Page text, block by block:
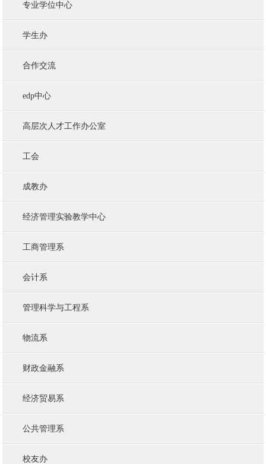
专业学位中心
学生办
合作交流
edp中心
高层次人才工作办公室
工会
成教办
经济管理实验教学中心
工商管理系
会计系
管理科学与工程系
物流系
财政金融系
经济贸易系
公共管理系
校友办